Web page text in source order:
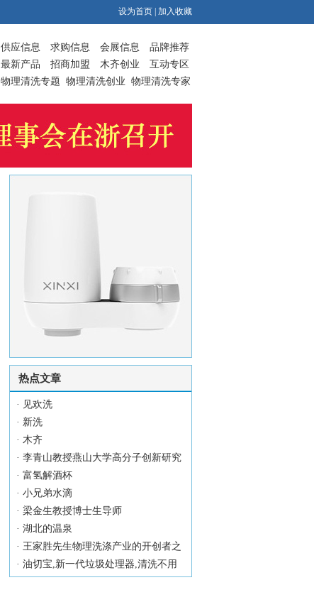
设为首页 加入收藏
供应信息 求购信息 会展信息
品牌推荐
最新产品
招商加盟 木齐创业
互动专区
物理清洗专题 物理清洗创业 物理清洗专家
热点文章
· 见欢洗
· 新洗
· 木齐
· 李青山教授燕山大学高分子创新研究
· 富氢解酒杯
· 小兄弟水滴
· 梁金生教授博士生导师
· 湖北的温泉
· 王家胜先生物理洗涤产业的开创者之
· 油切宝,新一代垃圾处理器,清洗不用